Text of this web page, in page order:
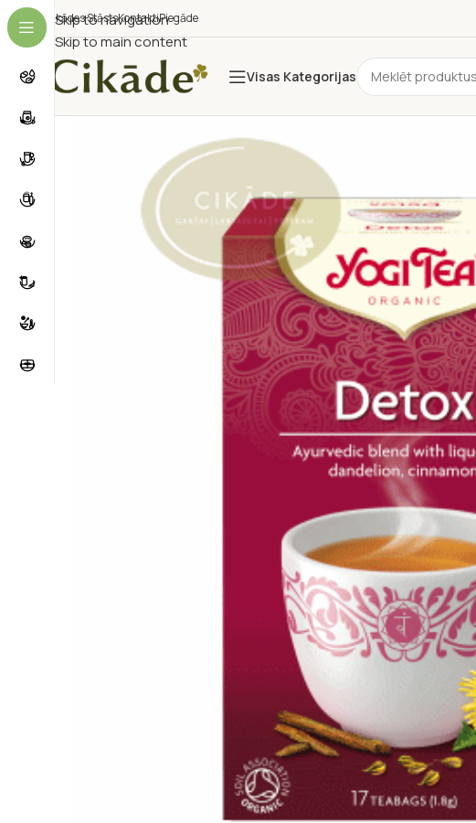
Skip to navigation
Skip to main content
Cikādes StāstsKontaktiPiegāde
Visas Kategorijas